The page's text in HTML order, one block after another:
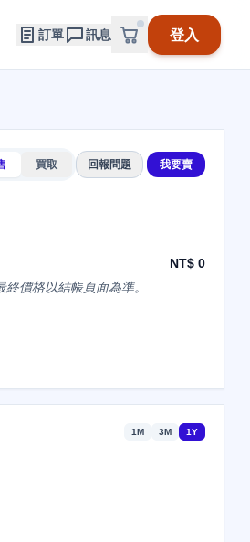
訂單 訊息 登入
買取 回報問題 我要賣
NT$ 0
價格以結帳頁面為準。
1M 3M 1Y